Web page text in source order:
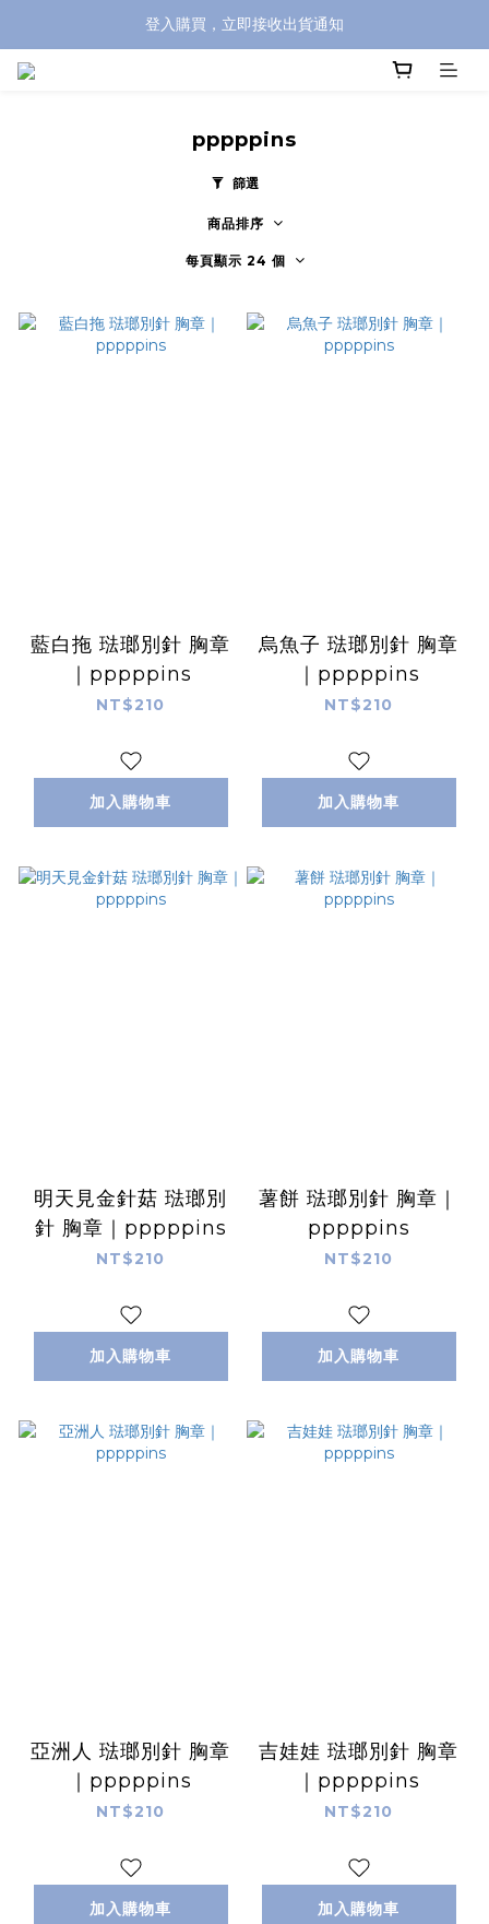
全館滿兩千免運！
登入購買，立即接收出貨通知
pppppins
篩選
商品排序
每頁顯示 24 個
藍白拖 琺瑯別針 胸章
｜pppppins
NT$210
加入購物車
烏魚子 琺瑯別針 胸章
｜pppppins
NT$210
加入購物車
明天見金針菇 琺瑯別
針 胸章｜pppppins
NT$210
加入購物車
薯餅 琺瑯別針 胸章｜
pppppins
NT$210
加入購物車
亞洲人 琺瑯別針 胸章
｜pppppins
NT$210
加入購物車
吉娃娃 琺瑯別針 胸章
｜pppppins
NT$210
加入購物車